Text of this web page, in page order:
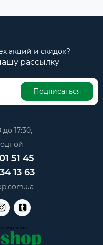
акций и скидок?
рассылку
Подписаться
17:30,
51 45
13 63